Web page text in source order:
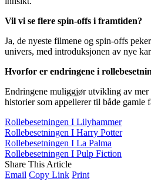
Vil vi se flere spin-offs i framtiden?
Ja, de nyeste filmene og spin-offs
univers, med introduksjonen av nye
Hvorfor er endringene i
Endringene muliggjør utvikling av mer
historier som appellerer til både gamle
Rollebesetningen I Lilyhammer
Rollebesetningen I Harry Potter
Rollebesetningen I La Palma
Rollebesetningen I Pulp Fiction
Share This Article
Email Copy Link Print